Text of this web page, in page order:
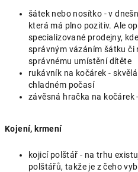
šátek nebo nosítko - v
která má plno pozitiv. Ale
specializované prodejny,
správným vázáním šátku
správnému umístění dítěte
rukávník na kočárek -
chladném počasí
závěsná hračka na kočárek
Kojení, krmení
kojicí polštář - na trhu
polštářů, takže je z čeho